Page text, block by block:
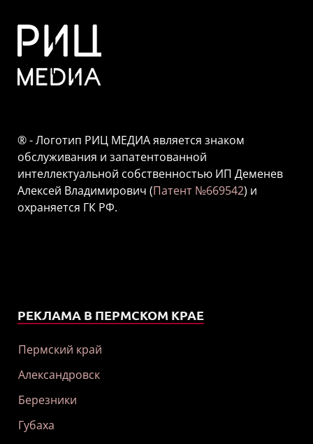
® - Логотип РИЦ МЕДИА является знаком
обслуживания и запатентованной
интеллектуальной собственностью ИП Деменев
Алексей Владимирович (Патент №669542) и
охраняется ГК РФ.
РЕКЛАМА В ПЕРМСКОМ КРАЕ
Пермский край
Александровск
Березники
Губаха